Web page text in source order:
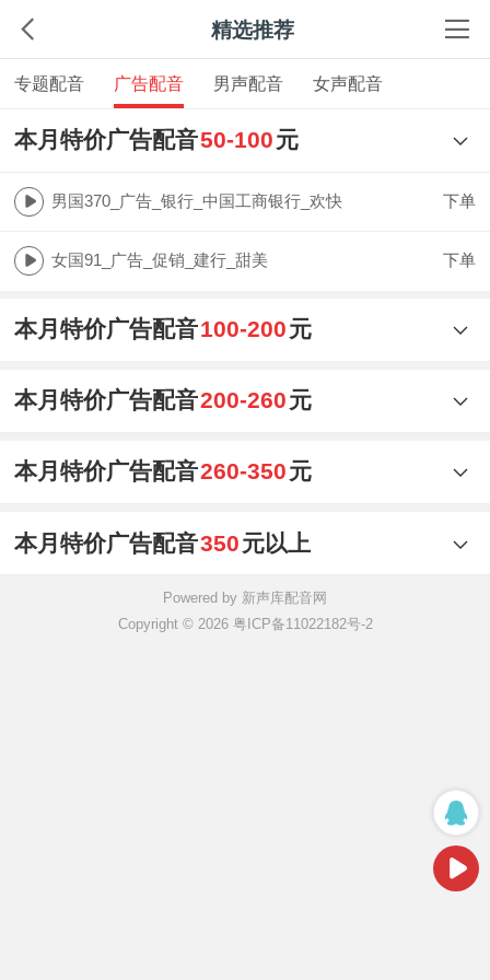
精选推荐
专题配音 广告配音 男声配音 女声配音
本月特价广告配音50-100元
男国370_广告_银行_中国工商银行_欢快 下单
女国91_广告_促销_建行_甜美 下单
本月特价广告配音100-200元
本月特价广告配音200-260元
本月特价广告配音260-350元
本月特价广告配音350元以上
Powered by 新声库配音网
Copyright © 2026 粤ICP备11022182号-2